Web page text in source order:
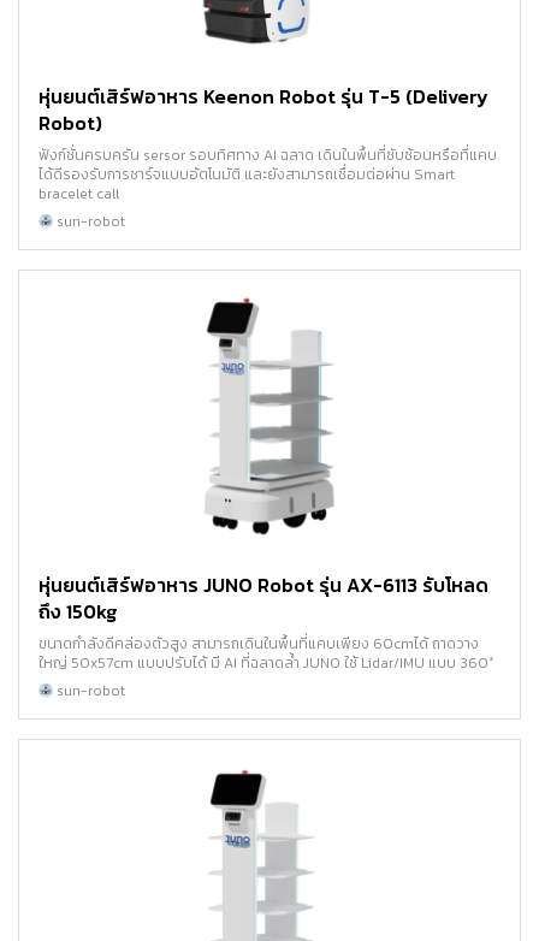
หุ่นยนต์เสิร์ฟอาหาร Keenon Robot รุ่น T-5 (Delivery
Robot)
ฟังก์ชั่นครบครัน sersor รอบทิศทาง AI ฉลาด เดินในพื้นที่ซับซ้อนหรือที่แคบ
ได้ดีรองรับการชาร์จแบบอัตโนมัติ และยังสามารถเชื่อมต่อผ่าน Smart
bracelet call
sun-robot
หุ่นยนต์เสิร์ฟอาหาร JUNO Robot รุ่น AX-6113 รับโหลด
ถึง 150kg
ขนาดกำลังดีคล่องตัวสูง สามารถเดินในพื้นที่แคบเพียง 60cmได้ ถาดวาง
ใหญ่ 50x57cm แบบปรับได้ มี AI ที่ฉลาดล้ำ JUNO ใช้ Lidar/IMU แบบ 360°
sun-robot